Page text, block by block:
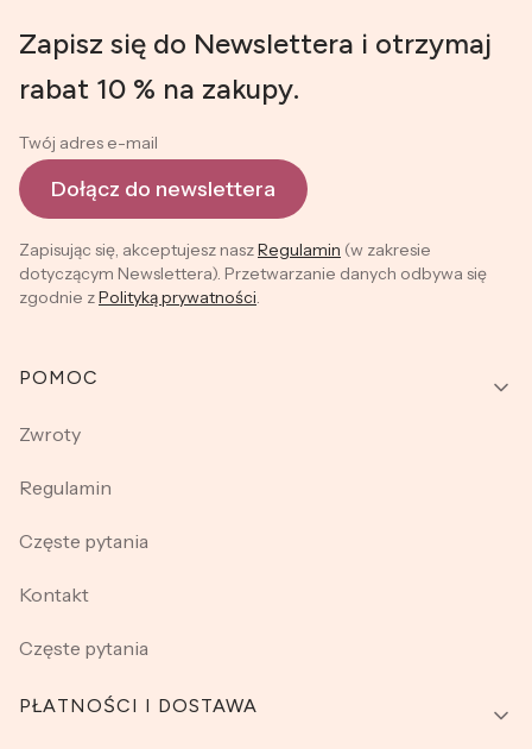
Zapisz się do Newslettera i otrzymaj
rabat 10 % na zakupy.
Twój adres e-mail
Dołącz do newslettera
Zapisując się, akceptujesz naszRegulamin (w zakresie
dotyczącym Newslettera). Przetwarzanie danych odbywa się
zgodnie zPolityką prywatności.
Linki w stopce
POMOC
Zwroty
Regulamin
Częste pytania
Kontakt
Częste pytania
PŁATNOŚCI I DOSTAWA